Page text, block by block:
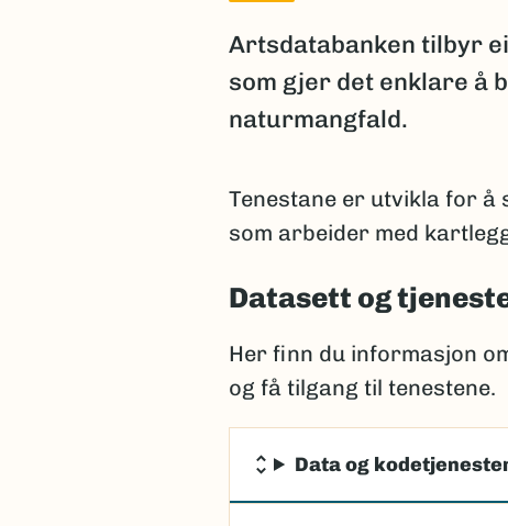
Artsdatabanken tilbyr
som gjer det enklare å
naturmangfald.
Tenestane er utvikla for
som arbeider med
Datasett og
Her finn du informasjon
og få tilgang til tenestene.
Data og